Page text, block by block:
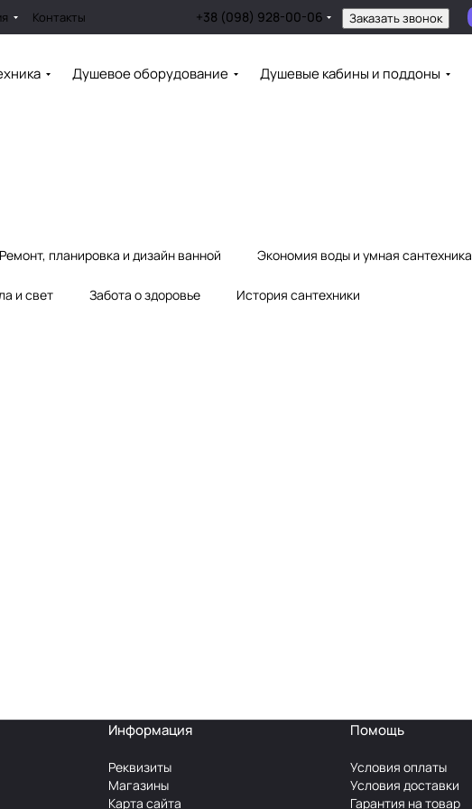
Контакты +38 (098) 928-00-06 Заказать звонок
Душевое оборудование Душевые кабины и поддоны
Ремонт, планировка и дизайн ванной Экономия воды и умная сантехника
и свет Забота о здоровье История сантехники
Информация
Реквизиты
Магазины
Карта сайта
Помощь
Условия оплаты
Условия доставки
Гарантия на товар